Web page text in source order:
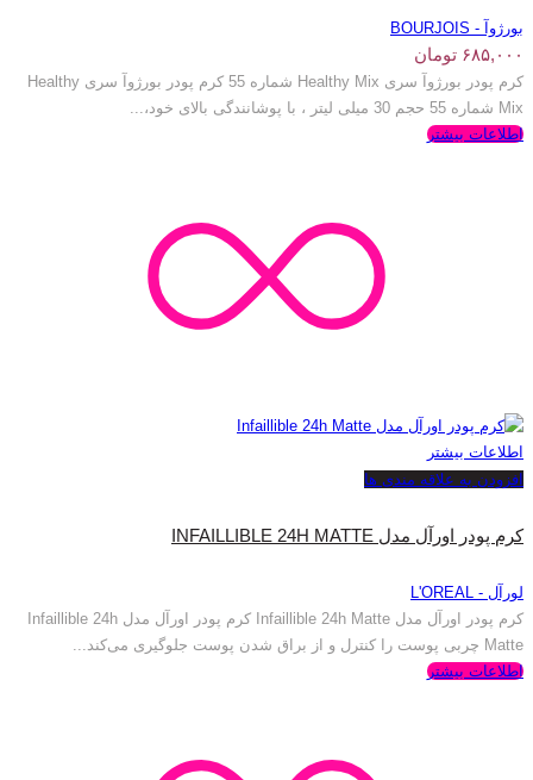
بورژوآ - BOURJOIS
۶۸۵,۰۰۰ تومان
کرم پودر بورژوآ سری Healthy Mix شماره 55 کرم پودر بورژوآ سری Healthy
Mix شماره 55 حجم 30 میلی لیتر ، با پوشانندگی بالای خود،...
اطلاعات بیشتر
اطلاعات بیشتر
افزودن به علاقه مندی ها
کرم پودر اورآل مدل INFAILLIBLE 24H MATTE
لورآل - L'OREAL
کرم پودر اورآل مدل Infaillible 24h Matte کرم پودر اورآل مدل Infaillible 24h
Matte چربی پوست را کنترل و از براق شدن پوست جلوگیری می‌کند...
اطلاعات بیشتر